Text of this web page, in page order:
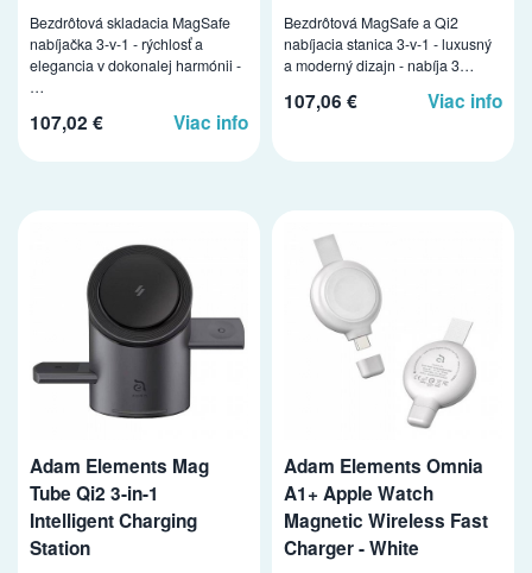
Bezdrôtová skladacia MagSafe
nabíjačka 3-v-1 - rýchlosť a
elegancia v dokonalej harmónii -
…
107,02 € Viac info
Bezdrôtová MagSafe a Qi2
nabíjacia stanica 3-v-1 - luxusný
a moderný dizajn - nabíja 3…
107,06 € Viac info
Adam Elements Mag
Tube Qi2 3-in-1
Intelligent Charging
Station
Adam Elements Omnia
A1+ Apple Watch
Magnetic Wireless Fast
Charger - White